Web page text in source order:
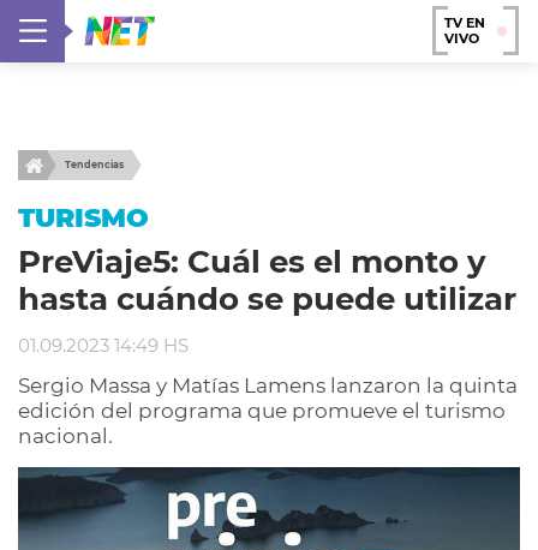
TV EN
VIVO
Tendencias
TURISMO
PreViaje5: Cuál es el monto y
hasta cuándo se puede utilizar
01.09.2023 14:49 HS
Sergio Massa y Matías Lamens lanzaron la quinta
edición del programa que promueve el turismo
nacional.